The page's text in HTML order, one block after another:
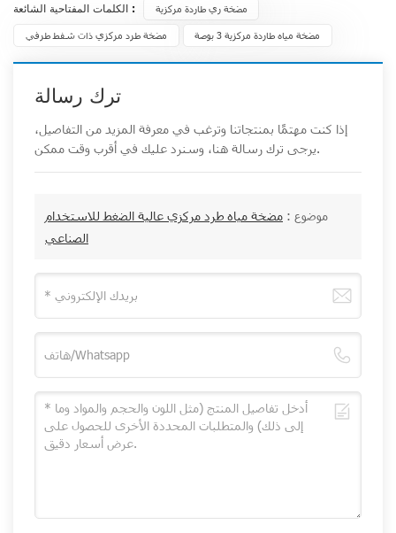
الكلمات المفتاحية الشائعة : مضخة ري طاردة مركزية
مضخة طرد مركزي ذات شفط طرفي مضخة مياه طاردة مركزية 3 بوصة
ترك رسالة
إذا كنت مهتمًا بمنتجاتنا وترغب في معرفة المزيد من التفاصيل،
يرجى ترك رسالة هنا، وسنرد عليك في أقرب وقت ممكن.
موضوع : مضخة مياه طرد مركزي عالية الضغط للاستخدام
الصناعي